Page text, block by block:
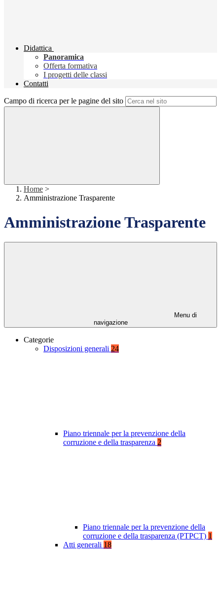
Didattica
Panoramica
Offerta formativa
I progetti delle classi
Contatti
Campo di ricerca per le pagine del sito
Home >
Amministrazione Trasparente
Amministrazione Trasparente
Menu di
navigazione
Categorie
Disposizioni generali 24
Piano triennale per la prevenzione della
corruzione e della trasparenza 2
Piano triennale per la prevenzione della
corruzione e della trasparenza (PTPCT) 1
Atti generali 18